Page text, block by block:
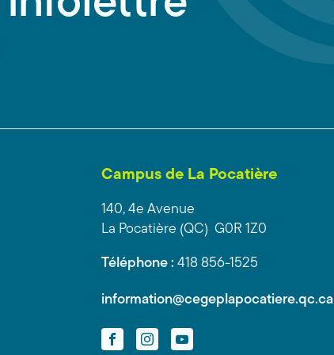
Campus de La Pocatière
140, 4e Avenue
La Pocatière (QC) G0R 1Z0
Téléphone : 418 856-1525
information@cegeplapocatiere.qc.ca
FacebookInstagramYouTube